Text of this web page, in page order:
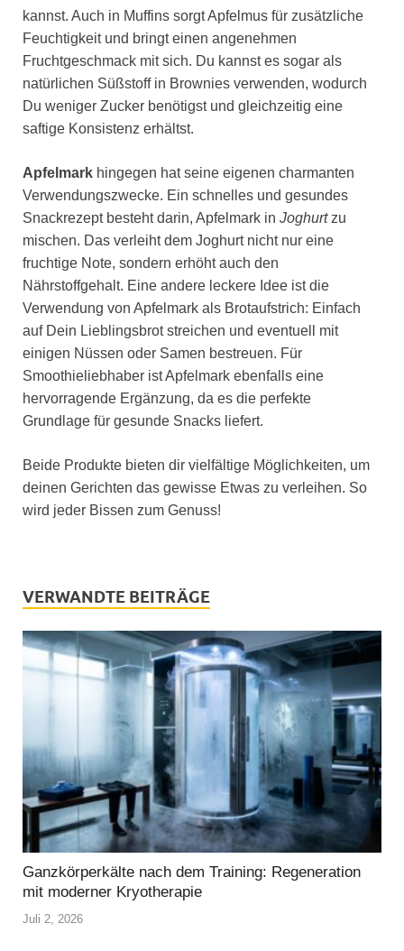
kannst. Auch in Muffins sorgt Apfelmus für zusätzliche
Feuchtigkeit und bringt einen angenehmen
Fruchtgeschmack mit sich. Du kannst es sogar als
natürlichen Süßstoff in Brownies verwenden, wodurch
Du weniger Zucker benötigst und gleichzeitig eine
saftige Konsistenz erhältst.
Apfelmark hingegen hat seine eigenen charmanten
Verwendungszwecke. Ein schnelles und gesundes
Snackrezept besteht darin, Apfelmark in Joghurtzu
mischen. Das verleiht dem Joghurt nicht nur eine
fruchtige Note, sondern erhöht auch den
Nährstoffgehalt. Eine andere leckere Idee ist die
Verwendung von Apfelmark als Brotaufstrich: Einfach
auf Dein Lieblingsbrot streichen und eventuell mit
einigen Nüssen oder Samen bestreuen. Für
Smoothieliebhaber ist Apfelmark ebenfalls eine
hervorragende Ergänzung, da es die perfekte
Grundlage für gesunde Snacks liefert.
Beide Produkte bieten dir vielfältige Möglichkeiten, um
deinen Gerichten das gewisse Etwas zu verleihen. So
wird jeder Bissen zum Genuss!
VERWANDTE BEITRÄGE
Ganzkörperkälte nach dem Training: Regeneration
mit moderner Kryotherapie
Juli 2, 2026